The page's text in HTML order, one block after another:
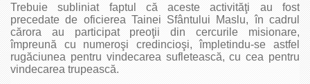
Trebuie subliniat faptul că aceste activităţi au fost
precedate de oficierea Tainei Sfântului Maslu, în cadrul
cărora au participat preoţii din cercurile misionare,
împreună cu numeroşi credincioşi, împletindu‑se astfel
rugăciunea pentru vindecarea sufletească, cu cea pentru
vindecarea trupească.